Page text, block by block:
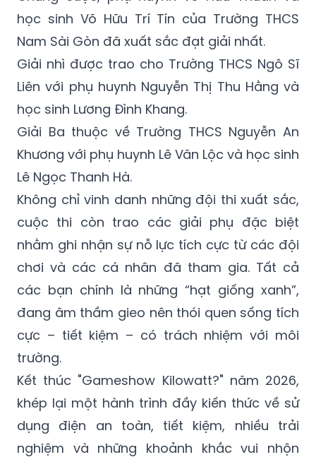
học sinh Võ Hữu Trí Tín của Trường THCS
Nam Sài Gòn đã xuất sắc đạt giải nhất.
Giải nhì được trao cho Trường THCS Ngô Sĩ
Liên với phụ huynh Nguyễn Thị Thu Hằng và
học sinh Lương Đình Khang.
Giải Ba thuộc về Trường THCS Nguyễn An
Khương với phụ huynh Lê Văn Lộc và học sinh
Lê Ngọc Thanh Hà.
Không chỉ vinh danh những đội thi xuất sắc,
cuộc thi còn trao các giải phụ đặc biệt
nhằm ghi nhận sự nỗ lực tích cực từ các đội
chơi và các cá nhân đã tham gia. Tất cả
các bạn chính là những “hạt giống xanh”,
đang âm thầm gieo nên thói quen sống tích
cực – tiết kiệm – có trách nhiệm với môi
trường.
Kết thúc "Gameshow Kilowatt?" năm 2026,
khép lại một hành trình đầy kiến thức về sử
dụng điện an toàn, tiết kiệm, nhiều trải
nghiệm và những khoảnh khắc vui nhộn